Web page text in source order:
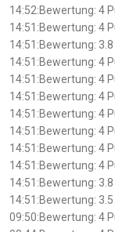
14:52:Bewertung: 4
14:51:Bewertung: 4
14:51:Bewertung:
14:51:Bewertung: 4
14:51:Bewertung: 4
14:51:Bewertung: 4
14:51:Bewertung: 4
14:51:Bewertung: 4
14:51:Bewertung: 4
14:51:Bewertung: 4
14:51:Bewertung:
14:51:Bewertung:
09:50:Bewertung: 4